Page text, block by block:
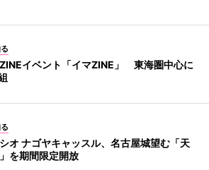
イベント「イマZINE」 東海圏中心に
オ ナゴヤキャッスル、名古屋城望む「天
を期間限定開放